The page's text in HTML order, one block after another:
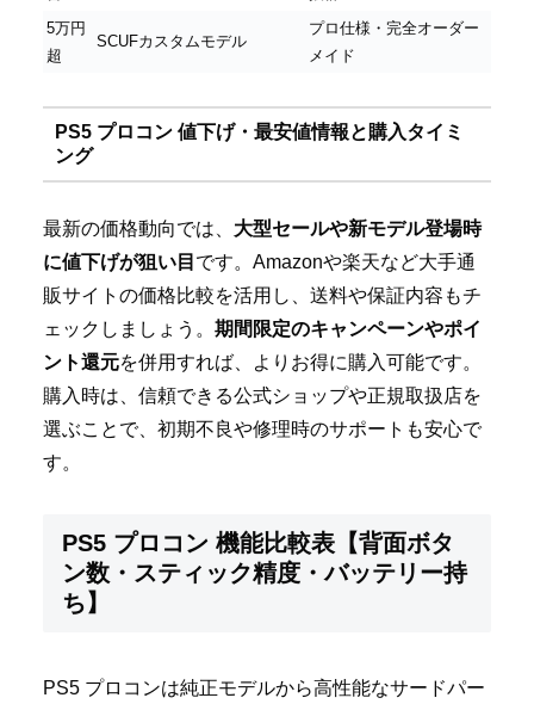
5万円
超
SCUFカスタムモデル
プロ仕様・完全オーダー
メイド
PS5 プロコン 値下げ・最安値情報と購入タイミ
ング
最新の価格動向では、 大型セールや新モデル登場時
に値下げが狙い目 です。Amazonや楽天など大手通
販サイトの価格比較を活用し、送料や保証内容もチ
ェックしましょう。 期間限定のキャンペーンやポイ
ント還元を併用すれば、よりお得に購入可能です。
購入時は、信頼できる公式ショップや正規取扱店を
選ぶことで、初期不良や修理時のサポートも安心で
す。
PS5 プロコン 機能比較表【背面ボタ
ン数・スティック精度・バッテリー持
ち】
PS5 プロコンは純正モデルから高性能なサードパー